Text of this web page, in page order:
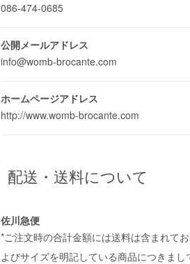
086-474-0685
公開メールアドレス
info@womb-brocante.com
ホームページアドレス
http://www.womb-brocante.com
配送・送料について
佐川急便
*ご注文時の合計金額には送料は含まれて
よびサイズを明記している商品につきま